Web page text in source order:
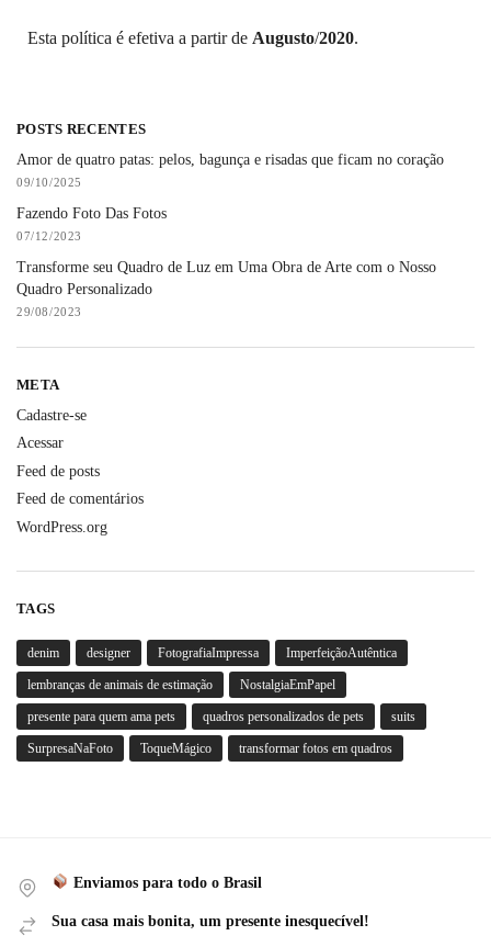
Esta política é efetiva a partir de Augusto/2020.
POSTS RECENTES
Amor de quatro patas: pelos, bagunça e risadas que ficam no coração
09/10/2025
Fazendo Foto Das Fotos
07/12/2023
Transforme seu Quadro de Luz em Uma Obra de Arte com o Nosso
Quadro Personalizado
29/08/2023
META
Cadastre-se
Acessar
Feed de posts
Feed de comentários
WordPress.org
TAGS
denim designer FotografiaImpressa ImperfeiçãoAutêntica
lembranças de animais de estimação NostalgiaEmPapel
presente para quem ama pets quadros personalizados de pets suits
SurpresaNaFoto ToqueMágico transformar fotos em quadros
Enviamos para todo o Brasil
Sua casa mais bonita, um presente inesquecível!